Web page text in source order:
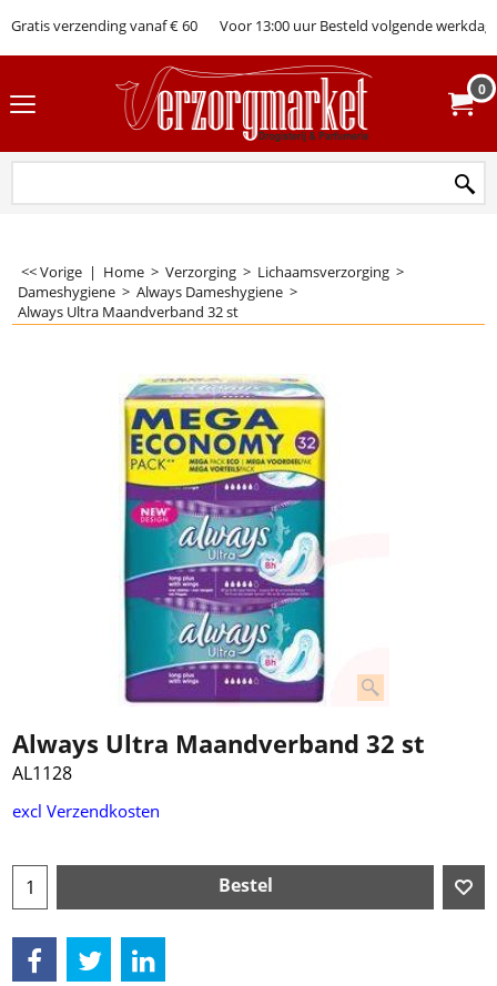
Gratis verzending vanaf € 60 Voor 13:00 uur Besteld volgende werkdag
0
<< Vorige | Home > Verzorging > Lichaamsverzorging >
Dameshygiene > Always Dameshygiene >
Always Ultra Maandverband 32 st
Always Ultra Maandverband 32 st
AL1128
€5.50
Bestel